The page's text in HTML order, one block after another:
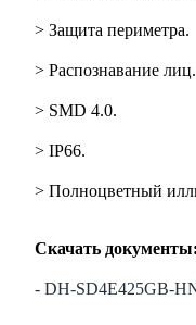
> Защита периметра.
> Распознавание лиц.
> SMD 4.0.
> IP66.
> Полноцветный
Скачать документы:
- DH-SD4E425GB-